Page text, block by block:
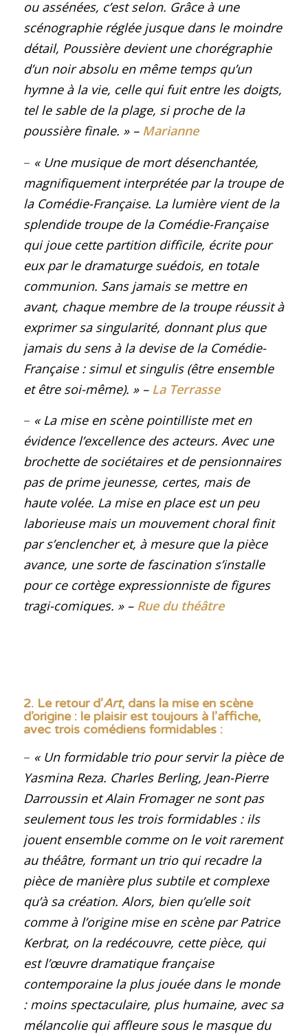
ou assénées, c’est selon. Grâce à une
scénographie réglée jusque dans le moindre
détail, Poussière devient une chorégraphie
d’un noir absolu en même temps qu’un
hymne à la vie, celle qui fuit entre les doigts,
tel le sable de la plage, si proche de la
poussière finale. » – Marianne
– « Une musique de mort désenchantée,
magnifiquement interprétée par la troupe de
la Comédie-Française. La lumière vient de la
splendide troupe de la Comédie-Française
qui joue cette partition difficile, écrite pour
eux par le dramaturge suédois, en totale
communion. Sans jamais se mettre en
avant, chaque membre de la troupe réussit à
exprimer sa singularité, donnant plus que
jamais du sens à la devise de la Comédie-
Française : simul et singulis (être ensemble
et être soi-même). » – La Terrasse
– « La mise en scène pointilliste met en
évidence l’excellence des acteurs. Avec une
brochette de sociétaires et de pensionnaires
pas de prime jeunesse, certes, mais de
haute volée. La mise en place est un peu
laborieuse mais un mouvement choral finit
par s’enclencher et, à mesure que la pièce
avance, une sorte de fascination s’installe
pour ce cortège expressionniste de figures
tragi-comiques. » – Rue du théâtre
2. Le retour d’Art, dans la mise en scène
d’origine : le plaisir est toujours à l’affiche,
avec trois comédiens formidables :
– « Un formidable trio pour servir la pièce de
Yasmina Reza. Charles Berling, Jean-Pierre
Darroussin et Alain Fromager ne sont pas
seulement tous les trois formidables : ils
jouent ensemble comme on le voit rarement
au théâtre, formant un trio qui recadre la
pièce de manière plus subtile et complexe
qu’à sa création. Alors, bien qu’elle soit
comme à l’origine mise en scène par Patrice
Kerbrat, on la redécouvre, cette pièce, qui
est l’œuvre dramatique française
contemporaine la plus jouée dans le monde
: moins spectaculaire, plus humaine, avec sa
mélancolie qui affleure sous le masque du